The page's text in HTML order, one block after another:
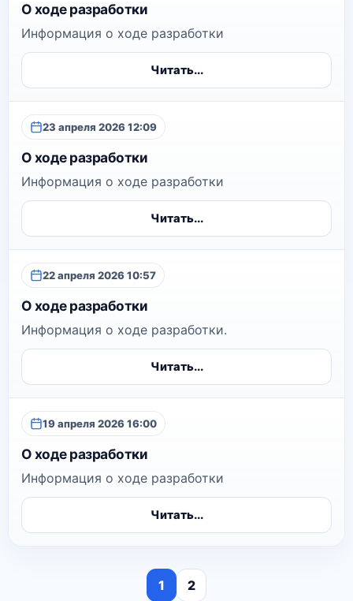
О ходе разработки
Информация о ходе разработки
Читать...
23 апреля 2026 12:09
О ходе разработки
Информация о ходе разработки
Читать...
22 апреля 2026 10:57
О ходе разработки
Информация о ходе разработки.
Читать...
19 апреля 2026 16:00
О ходе разработки
Информация о ходе разработки
Читать...
1 2